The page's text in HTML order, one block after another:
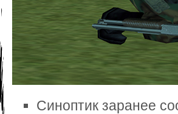
Синоптик заранее